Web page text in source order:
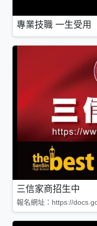
專業技職 一生受用
三信家商招生中
報名網址：https://